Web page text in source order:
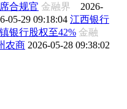
合规官 金融界 2026-
05-29 09:18:04 江西银行
银行股权至42% 金融
农商 2026-05-28 09:38:02